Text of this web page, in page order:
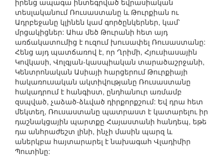
իրենց ապագա ինտեգրված եվրասիական
տեսլականում Ռուսաստանը և Թուրքիան ու
Ադրբեջանը կլինեն կամ գործընկերներ, կամ՝
մրցակիցներ: Ահա մեծ Թուրանի հետ այդ
առճակատումից է ուզում խուսափել Ռուսաստանը:
Հենց այդ պատճառով է, որ Ղրիմի, Հյուսիասային
Կովկասի, Վոլգյան-կասպիական տարածաշրջանի,
Կենտրոնական Ասիայի հարցերում Թուրքիայի
հակառուսական ակտիվությանը Ռուսաստանը
հակադրում է հանգիստ, ընդհանուր առմամբ
զսպված, չաձած-ձևված դիրքորքշում: Եվ դրա հետ
մեկտեղ, Ռուսաստանը պատրաստ է կատարելու իր
դաշնակցային պարտքը Հայաստանի հանդեպ, եթե
դա անհրաժեշտ լինի, ինչի մասին պարզ և
աներկբա հայտարարել է նախագահ Վլադիմիր
Պուտինը: